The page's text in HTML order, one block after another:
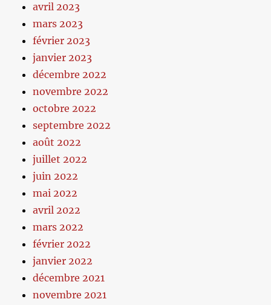
avril 2023
mars 2023
février 2023
janvier 2023
décembre 2022
novembre 2022
octobre 2022
septembre 2022
août 2022
juillet 2022
juin 2022
mai 2022
avril 2022
mars 2022
février 2022
janvier 2022
décembre 2021
novembre 2021